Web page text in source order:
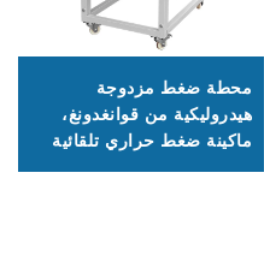
محطة ضغط مزدوجة
هيدروليكية من قوانغدونغ،
ماكينة ضغط حراري تلقائية
لطباعة القمصان، ماكينة